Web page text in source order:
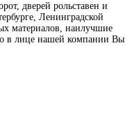
дверей рольставен и
Ленинградской
материалов, наилучшие
в лице нашей компании Вы